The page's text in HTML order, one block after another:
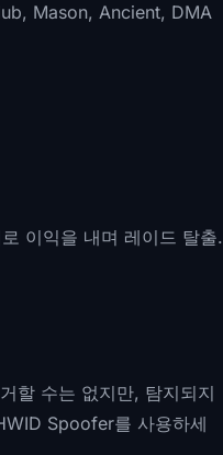
Mason, Ancient, DMA
이익을 내며 레이드 탈출.
할 수는 없지만, 탐지되지
Spoofer를 사용하세